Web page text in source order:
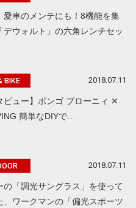
愛車のメンテにも！8機能を集
デウォルト」の六角レンチセッ
BIKE 2018.07.11
ビュー】ボンゴ ブローニィ ✕
簡単なDIYで…
2018.07.11
の「調光サングラス」を使って
、ワークマンの「偏光スポーツ